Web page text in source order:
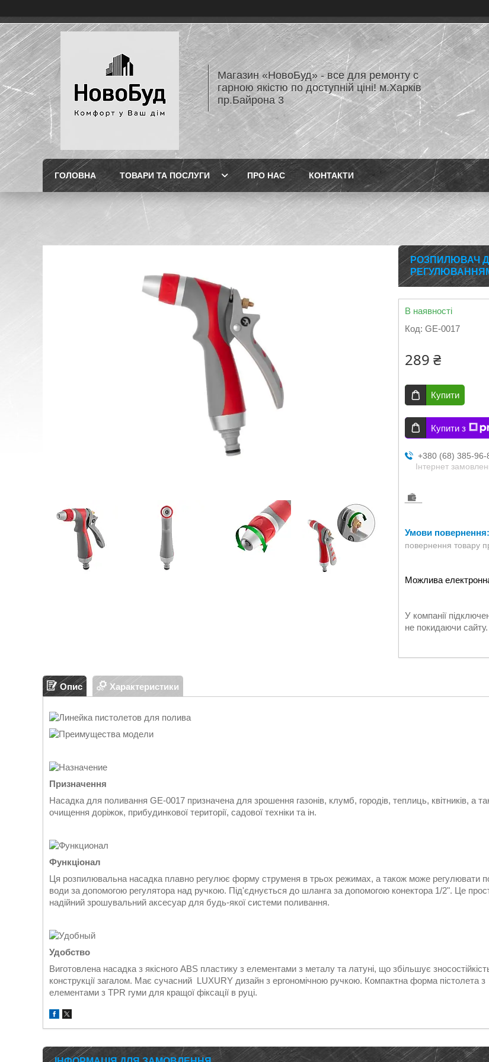
Магазин «НовоБуд» - все для ремонту с
гарною якістю по доступній ціні! м.Харків
пр.Байрона 3
ГОЛОВНА ТОВАРИ ТА ПОСЛУГИ ПРО НАС КОНТАКТИ
РОЗПИЛЮВАЧ
В наявності
Код: GE-0017
289 ₴
Купити
Купити з
+380 (68) 385-96-
Інтернет
повернення товару
У компанії
не покидаючи сайту.
Опис Характеристики
Призначення
Насадка для поливання GE-0017 призначена для зрошення газонів, клумб, городів, теплиць, квітників, а
очищення доріжок, прибудинкової території, садової техніки та ін.
Функціонал
Ця розпилювальна насадка плавно регулює форму струменя в трьох режимах, а також може регулювати
води за допомогою регулятора над ручкою. Під'єднується до шланга за допомогою конектора 1/2". Це
надійний зрошувальний аксесуар для будь-якої системи поливання.
Удобство
Виготовлена насадка з якісного ABS пластику з елементами з металу та латуні, що збільшує
конструкції загалом. Має сучасний LUXURY дизайн з ергономічною ручкою. Компактна форма пістолета з
елементами з TPR гуми для кращої фіксації в руці.